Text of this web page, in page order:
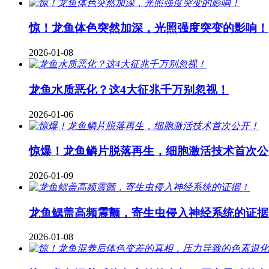
惊！龙鱼体色突然加深，光照强度突变的影响！
2026-01-08
龙鱼水质恶化？这4大征兆千万别忽视！
2026-01-06
惊爆！龙鱼鳞片脱落再生，细胞激活技术首次
2026-01-09
龙鱼鳃盖高频震颤，寄生虫侵入神经系统的证
2026-01-08